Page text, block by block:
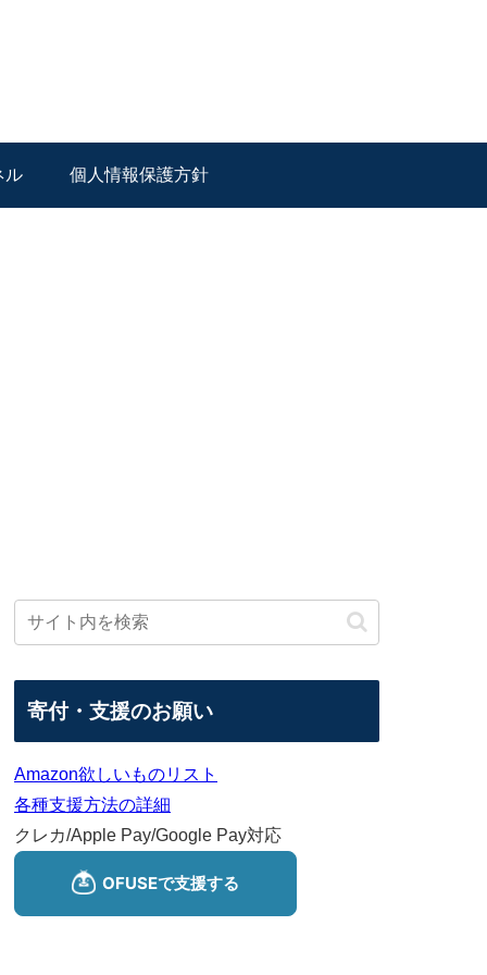
ル 個人情報保護方針
寄付・支援のお願い
Amazon欲しいものリスト
各種支援方法の詳細
クレカ/Apple Pay/Google Pay対応